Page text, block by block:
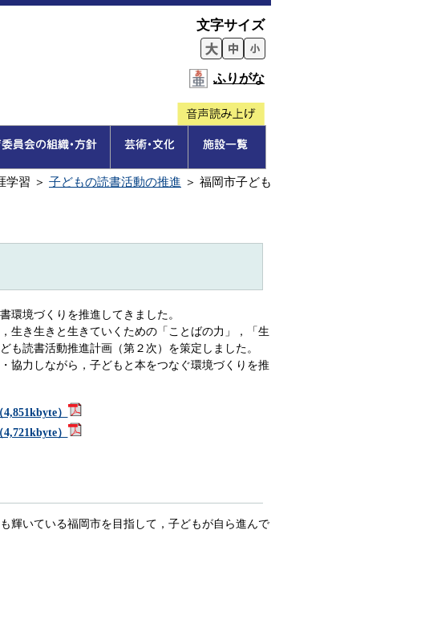
文字サイズ
ふりがな
学習 ＞ 子どもの読書活動の推進 ＞ 福岡市子ども
環境づくりを推進してきました。
生き生きと生きていくための「ことばの力」，「生
読書活動推進計画（第２次）を策定しました。
協力しながら，子どもと本をつなぐ環境づくりを推
）
）
輝いている福岡市を目指して，子どもが自ら進んで